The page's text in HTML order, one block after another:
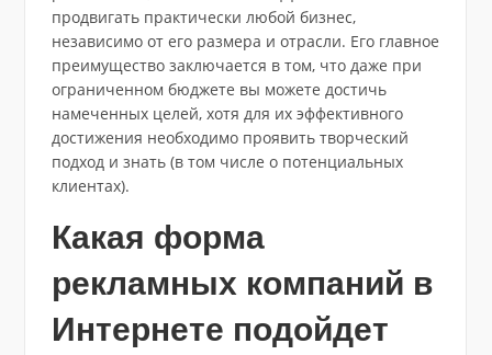
продвигать практически любой бизнес,
независимо от его размера и отрасли. Его главное
преимущество заключается в том, что даже при
ограниченном бюджете вы можете достичь
намеченных целей, хотя для их эффективного
достижения необходимо проявить творческий
подход и знать (в том числе о потенциальных
клиентах).
Какая форма
рекламных компаний в
Интернете подойдет